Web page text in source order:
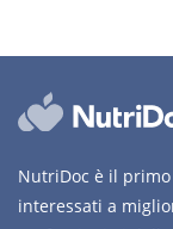
NutriDoc è il
interessati a